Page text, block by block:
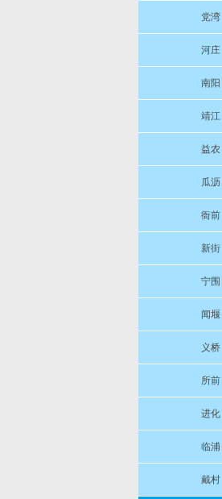
党湾
河庄
南阳
靖江
益农
瓜沥
衙前
新街
宁围
闻堰
义桥
所前
进化
临浦
戴村